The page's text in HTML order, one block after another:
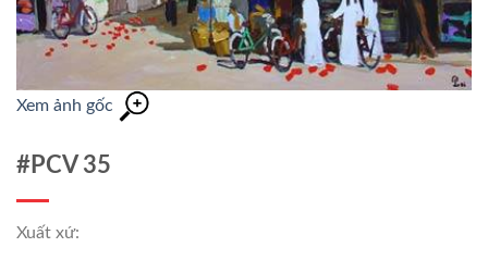
Xem ảnh gốc
#PCV 35
Xuất xứ: